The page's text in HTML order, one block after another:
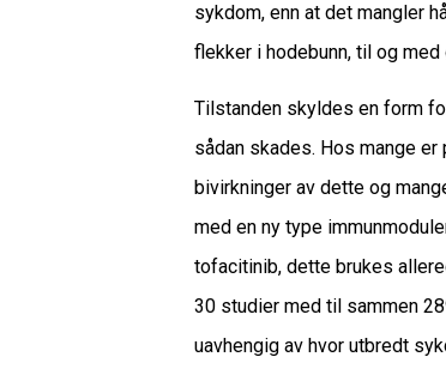
sykdom, enn at det mangler
flekker i hodebunn, til og
Tilstanden skyldes en form
sådan skades. Hos mange
bivirkninger av dette og
med en ny type
tofacitinib, dette brukes
30 studier med til sammen
uavhengig av hvor utbredt